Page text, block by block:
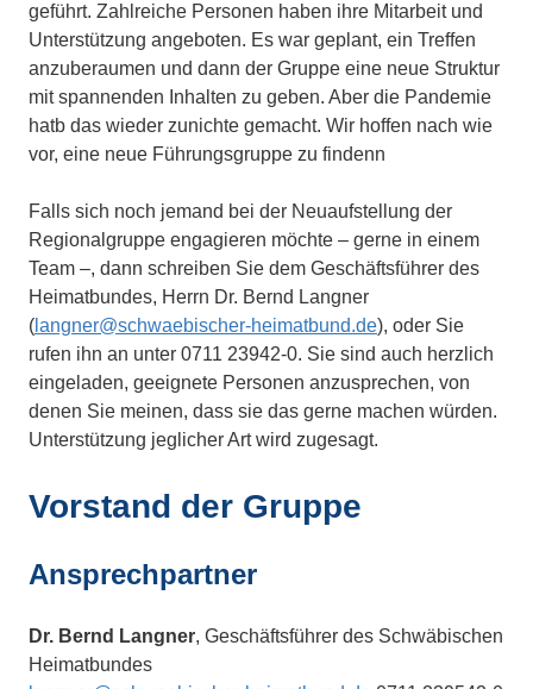
geführt. Zahlreiche Personen haben ihre Mitarbeit und
Unterstützung angeboten. Es war geplant, ein Treffen
anzuberaumen und dann der Gruppe eine neue Struktur
mit spannenden Inhalten zu geben. Aber die Pandemie
hatb das wieder zunichte gemacht. Wir hoffen nach wie
vor, eine neue Führungsgruppe zu findenn
Falls sich noch jemand bei der Neuaufstellung der
Regionalgruppe engagieren möchte – gerne in einem
Team –, dann schreiben Sie dem Geschäftsführer des
Heimatbundes, Herrn Dr. Bernd Langner
( langner@schwaebischer-heimatbund.de), oder Sie
rufen ihn an unter 0711 23942-0. Sie sind auch herzlich
eingeladen, geeignete Personen anzusprechen, von
denen Sie meinen, dass sie das gerne machen würden.
Unterstützung jeglicher Art wird zugesagt.
Vorstand der Gruppe
Ansprechpartner
Dr. Bernd Langner, Geschäftsführer des Schwäbischen
Heimatbundes